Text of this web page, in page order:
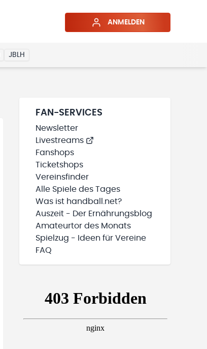
ANMELDEN
JBLH
FAN-SERVICES
Newsletter
Livestreams
Fanshops
Ticketshops
Vereinsfinder
Alle Spiele des Tages
Was ist handball.net?
Auszeit - Der Ernährungsblog
Amateurtor des Monats
Spielzug - Ideen für Vereine
FAQ